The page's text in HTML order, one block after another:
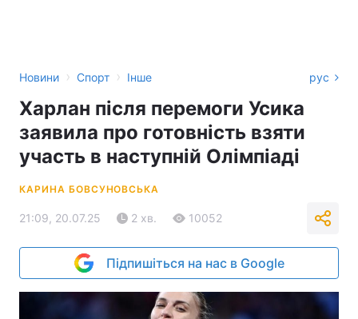
Новини › Спорт › Інше рус
Харлан після перемоги Усика
заявила про готовність взяти
участь в наступній Олімпіаді
КАРИНА БОВСУНОВСЬКА
21:09, 20.07.25 2 хв. 10052
Підпишіться на нас в Google